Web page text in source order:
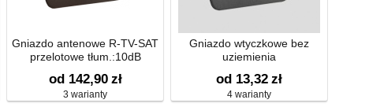
Gniazdo antenowe R-TV-SAT
przelotowe tłum.:10dB
od 142,90 zł
3 warianty
Gniazdo wtyczkowe bez
uziemienia
od 13,32 zł
4 warianty